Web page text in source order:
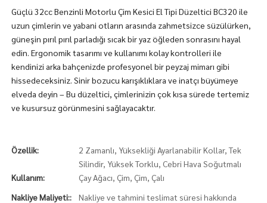
Güçlü 32cc Benzinli Motorlu Çim Kesici El Tipi Düzeltici BC320 ile
uzun çimlerin ve yabani otların arasında zahmetsizce süzülürken,
güneşin pırıl pırıl parladığı sıcak bir yaz öğleden sonrasını hayal
edin. Ergonomik tasarımı ve kullanımı kolay kontrolleri ile
kendinizi arka bahçenizde profesyonel bir peyzaj mimarı gibi
hissedeceksiniz. Sinir bozucu karışıklıklara ve inatçı büyümeye
elveda deyin – Bu düzeltici, çimlerinizin çok kısa sürede tertemiz
ve kusursuz görünmesini sağlayacaktır.
Özellik:
2 Zamanlı, Yüksekliği Ayarlanabilir Kollar, Tek
Silindir, Yüksek Torklu, Cebri Hava Soğutmalı
Kullanım:
Çay Ağacı, Çim, Çim, Çalı
Nakliye Maliyeti::
Nakliye ve tahmini teslimat süresi hakkında